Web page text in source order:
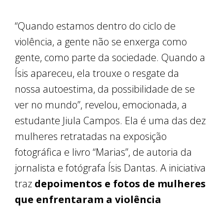
“Quando estamos dentro do ciclo de
violência, a gente não se enxerga como
gente, como parte da sociedade. Quando a
Ísis apareceu, ela trouxe o resgate da
nossa autoestima, da possibilidade de se
ver no mundo”, revelou, emocionada, a
estudante Jiula Campos. Ela é uma das dez
mulheres retratadas na exposição
fotográfica e livro “Marias”, de autoria da
jornalista e fotógrafa Ísis Dantas. A iniciativa
traz depoimentos e fotos de mulheres
que enfrentaram a violência